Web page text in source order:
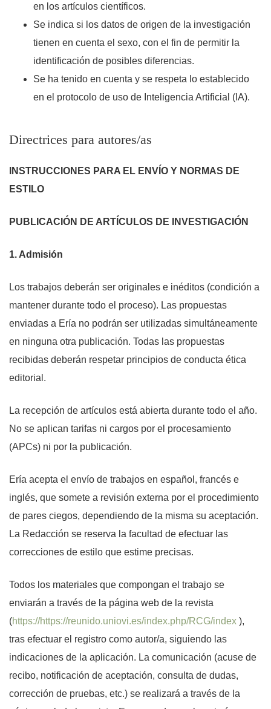
en los artículos científicos.
Se indica si los datos de origen de la investigación
tienen en cuenta el sexo, con el fin de permitir la
identificación de posibles diferencias.
Se ha tenido en cuenta y se respeta lo establecido
en el protocolo de uso de Inteligencia Artificial (IA).
Directrices para autores/as
INSTRUCCIONES PARA EL ENVÍO Y NORMAS DE
ESTILO
PUBLICACIÓN DE ARTÍCULOS DE INVESTIGACIÓN
1. Admisión
Los trabajos deberán ser originales e inéditos (condición a
mantener durante todo el proceso). Las propuestas
enviadas a Ería no podrán ser utilizadas simultáneamente
en ninguna otra publicación. Todas las propuestas
recibidas deberán respetar principios de conducta ética
editorial.
La recepción de artículos está abierta durante todo el año.
No se aplican tarifas ni cargos por el procesamiento
(APCs) ni por la publicación.
Ería acepta el envío de trabajos en español, francés e
inglés, que somete a revisión externa por el procedimiento
de pares ciegos, dependiendo de la misma su aceptación.
La Redacción se reserva la facultad de efectuar las
correcciones de estilo que estime precisas.
Todos los materiales que compongan el trabajo se
enviarán a través de la página web de la revista
(https://https://reunido.uniovi.es/index.php/RCG/index ),
tras efectuar el registro como autor/a, siguiendo las
indicaciones de la aplicación. La comunicación (acuse de
recibo, notificación de aceptación, consulta de dudas,
corrección de pruebas, etc.) se realizará a través de la